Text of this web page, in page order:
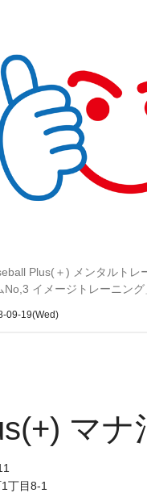
Plus(＋) メンタルトレ
No,3 イメージトレーニング
09-19(Wed)
マナ
丁目8-1